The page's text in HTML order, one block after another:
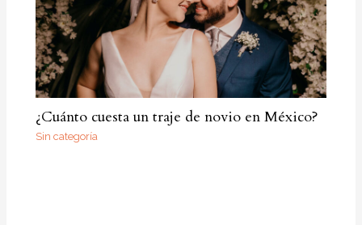
¿Cuánto cuesta un traje de novio en México?
Sin categoría